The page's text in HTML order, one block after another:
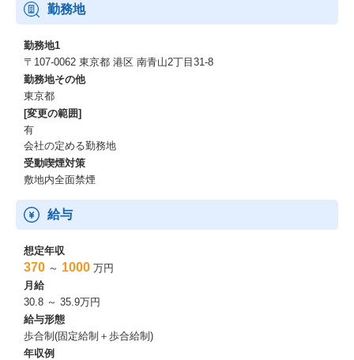
勤務地
勤務地1
〒107-0062 東京都 港区 南青山2丁目31-8
勤務地その他
東京都
[変更の範囲]
有
会社の定める勤務地
受動喫煙対策
敷地内全面禁煙
給与
想定年収
370 ～ 1000 万円
月給
30.8 ～ 35.9万円
給与形態
歩合制(固定給制＋歩合給制)
年収例